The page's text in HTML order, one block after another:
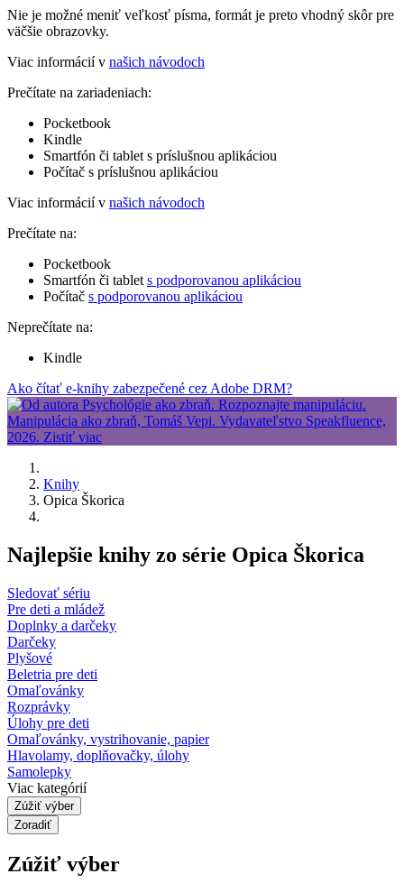
Nie je možné meniť veľkosť písma, formát je preto vhodný skôr pre
väčšie obrazovky.
Viac informácií v našich návodoch
Prečítate na zariadeniach:
Pocketbook
Kindle
Smartfón či tablet s príslušnou aplikáciou
Počítač s príslušnou aplikáciou
Viac informácií v našich návodoch
Prečítate na:
Pocketbook
Smartfón či tablet s podporovanou aplikáciou
Počítač s podporovanou aplikáciou
Neprečítate na:
Kindle
Ako čítať e-knihy zabezpečené cez Adobe DRM?
Knihy
Opica Škorica
Najlepšie knihy zo série Opica Škorica
Sledovať sériu
Pre deti a mládež
Doplnky a darčeky
Darčeky
Plyšové
Beletria pre deti
Omaľovánky
Rozprávky
Úlohy pre deti
Omaľovánky, vystrihovanie, papier
Hlavolamy, doplňovačky, úlohy
Samolepky
Viac kategórií
Zúžiť výber
Zoradiť
Zúžiť výber